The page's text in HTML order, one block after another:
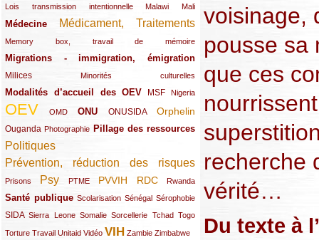
Lois transmission intentionnelle
(24/289) Malawi
(11/289) Mali
(21/289)
Médecine
(62/289) Médicament, Traitements
(142/289)
Memory box, travail de mémoire
(11/289)
Migrations - immigration, émigration
(67/289)
Milices
(34/289) Minorités culturelles
(15/289)
Modalités d’accueil des OEV
(58/289) MSF
(54/289) Nigeria
(27/289)
OEV
(269/289) OMD
(26/289) ONU
(58/289) ONUSIDA
(44/289) Orphelin
(112/289)
Ouganda
(29/289) Photographie
(27/289) Pillage des ressources
(77/289)
Politiques
(120/289)
Prévention, réduction des risques
(131/289)
Prisons
(22/289) Psy
(119/289) PTME
(12/289) PVVIH
(111/289) RDC
(104/289) Rwanda
(23/289)
Santé publique
(59/289) Scolarisation
(9/289) Sénégal
(13/289) Sérophobie
(19/289)
SIDA
(29/289)Sierra Leone
(13/289) Somalie
(12/289) Sorcellerie
(19/289) Tchad
(10/289) Togo
(15/289)
Torture
(17/289)Travail
(21/289) Unitaid
(26/289) Vidéo
(23/289) VIH
(154/289) Zambie
(12/289) Zimbabwe
(21/289)
voisinage,
pousse sa
que ces
recherche
vérité…
Du texte à